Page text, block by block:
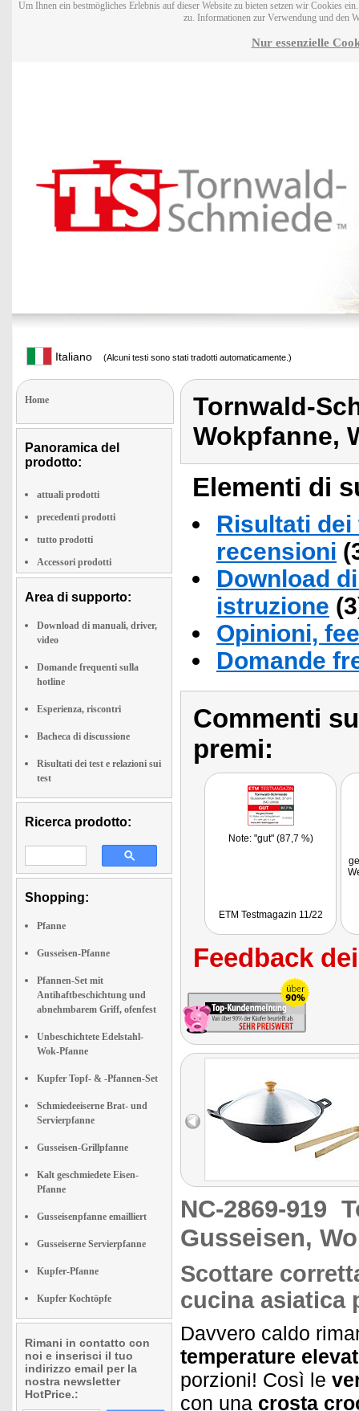
Um Ihnen ein bestmögliches Erlebnis auf dieser Website zu bieten setzen wir Cookies
zu. Informationen zur Verwendung und den
Nur essenzielle
Italiano (Alcuni testi sono stati tradotti automaticamente.)
Home
Panoramica del
prodotto:
attuali prodotti
precedenti prodotti
tutto prodotti
Accessori prodotti
Area di supporto:
Download di manuali, driver,
video
Domande frequenti sulla
hotline
Esperienza, riscontri
Bacheca di discussione
Risultati dei test e relazioni sui
test
Ricerca prodotto:
Shopping:
Pfanne
Gusseisen-Pfanne
Pfannen-Set mit
Antihaftbeschichtung und
abnehmbarem Griff, ofenfest
Unbeschichtete Edelstahl-
Wok-Pfanne
Kupfer Topf- & -Pfannen-Set
Schmiedeeiserne Brat- und
Servierpfanne
Gusseisen-Grillpfanne
Kalt geschmiedete Eisen-
Pfanne
Gusseisenpfanne emailliert
Gusseiserne Servierpfanne
Kupfer-Pfanne
Kupfer Kochtöpfe
Rimani in contatto con
noi e inserisci il tuo
indirizzo email per la
nostra newsletter
HotPrice.:
Tornwald-
Wokpfanne,
Elementi di
Risultati
recensioni
Download
istruzione
Opinioni,
Domande
Commenti
premi:
Note: "gut" (87,7 %)
ETM Testmagazin 11/22
Feedback
NC-2869-919
Gusseisen,
Scottare
cucina asiatica
Davvero caldo
temperature
porzioni! Così le
con una crosta